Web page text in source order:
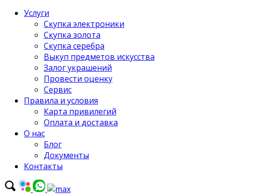
Услуги
Скупка электроники
Скупка золота
Скупка серебра
Выкуп предметов искусства
Залог украшений
Провести оценку
Сервис
Правила и условия
Карта привилегий
Оплата и доставка
О нас
Блог
Документы
Контакты